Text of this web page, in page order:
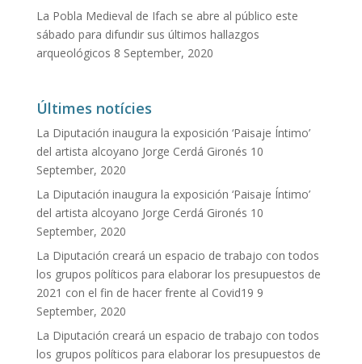
La Pobla Medieval de Ifach se abre al público este
sábado para difundir sus últimos hallazgos
arqueológicos 8 September, 2020
Últimes notícies
La Diputación inaugura la exposición ‘Paisaje Íntimo’
del artista alcoyano Jorge Cerdá Gironés 10
September, 2020
La Diputación inaugura la exposición ‘Paisaje Íntimo’
del artista alcoyano Jorge Cerdá Gironés 10
September, 2020
La Diputación creará un espacio de trabajo con todos
los grupos políticos para elaborar los presupuestos de
2021 con el fin de hacer frente al Covid19 9
September, 2020
La Diputación creará un espacio de trabajo con todos
los grupos políticos para elaborar los presupuestos de